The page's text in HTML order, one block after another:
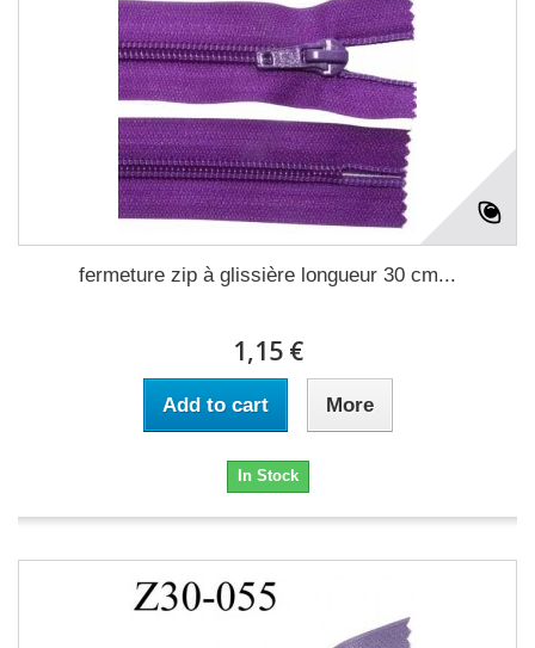
fermeture zip à glissière longueur 30 cm...
1,15 €
Add to cart More
In Stock